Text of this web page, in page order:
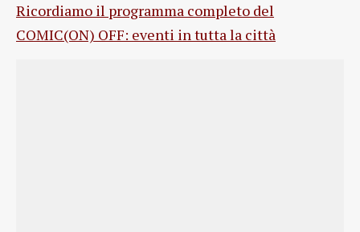
Ricordiamo il programma completo del
COMIC(ON) OFF: eventi in tutta la città